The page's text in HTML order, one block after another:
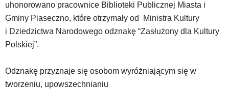
wyposażona
w
dedykowane
klawiaturowe,
nawigacja
obsługiwana
uhonorowano pracownice Biblioteki Publicznej Miasta i
Gminy Piaseczno, które otrzymały od Ministra Kultury
i Dziedzictwa Narodowego odznakę “Zasłużony dla Kultury
Polskiej”.
Odznakę przyznaje się osobom wyróżniającym się w
tworzeniu, upowszechnianiu